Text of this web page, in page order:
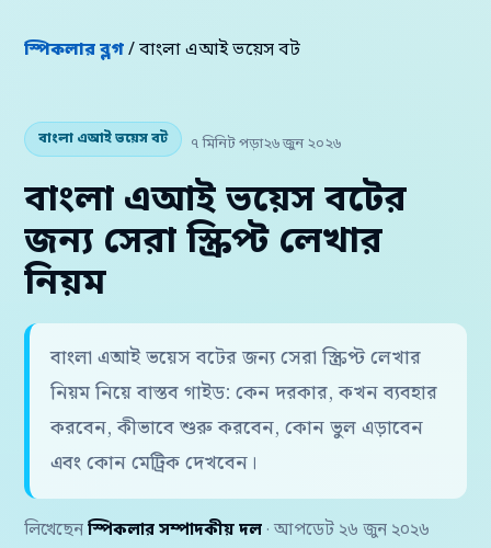
স্পিকলার ব্লগ/ বাংলা এআই ভয়েস বট
বাংলা এআই ভয়েস বট ৭ মিনিট পড়া২৬ জুন ২০২৬
বাংলা এআই ভয়েস বটের
জন্য সেরা স্ক্রিপ্ট লেখার
নিয়ম
বাংলা এআই ভয়েস বটের জন্য সেরা স্ক্রিপ্ট লেখার
নিয়ম নিয়ে বাস্তব গাইড: কেন দরকার, কখন ব্যবহার
করবেন, কীভাবে শুরু করবেন, কোন ভুল এড়াবেন
এবং কোন মেট্রিক দেখবেন।
লিখেছেন স্পিকলার সম্পাদকীয় দল · আপডেট ২৬ জুন ২০২৬